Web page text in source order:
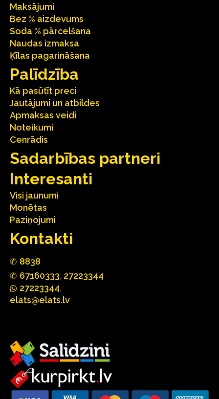
Maksājumi
Bez % aizdevums
Soda % pārcelšana
Naudas izmaksa
Ķīlas pagarināšana
Palīdzība
Kā pasūtīt preci
Jautājumi un atbildes
Apmaksas veidi
Noteikumi
Cenrādis
Sadarbības partneri
Interesanti
Visi jaunumi
Monētas
Paziņojumi
Kontakti
8838
67160333, 27223344
27223344,
elats@elats.lv